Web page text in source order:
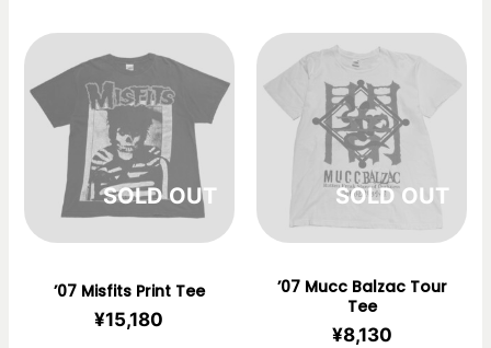
在庫切れ
’07 Misfits Print Tee
¥15,180
在庫切れ
’07 Mucc Balzac Tour
Tee
¥8,130